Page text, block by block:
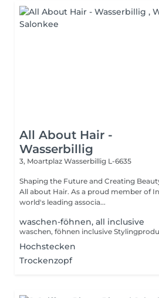
All About Hair -
Wasserbillig
3, Moartplaz Wasserbillig L-6635
Shaping the Future and Creating Beauty this is our mission
All about Hair. As a proud member of
world's leading associa...
waschen-föhnen, all inclusive
waschen, föhnen inclusive
Hochstecken
Trockenzopf